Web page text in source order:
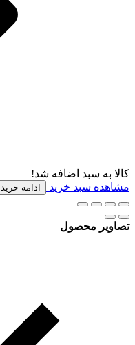
کالا به سبد اضافه شد!
مشاهده سبد خرید
ادامه خرید
تصاویر محصول